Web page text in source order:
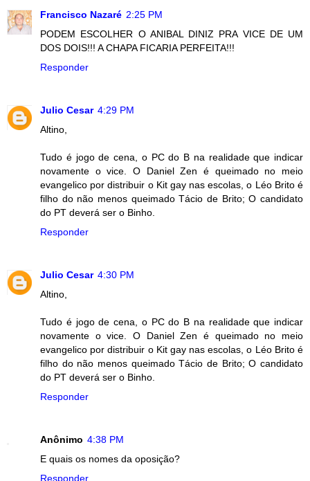
Francisco Nazaré 2:25 PM
PODEM ESCOLHER O ANIBAL DINIZ PRA VICE DE UM
DOS DOIS!!! A CHAPA FICARIA PERFEITA!!!
Responder
Julio Cesar 4:29 PM
Altino,
Tudo é jogo de cena, o PC do B na realidade que indicar
novamente o vice. O Daniel Zen é queimado no meio
evangelico por distribuir o Kit gay nas escolas, o Léo Brito é
filho do não menos queimado Tácio de Brito; O candidato
do PT deverá ser o Binho.
Responder
Julio Cesar 4:30 PM
Altino,
Tudo é jogo de cena, o PC do B na realidade que indicar
novamente o vice. O Daniel Zen é queimado no meio
evangelico por distribuir o Kit gay nas escolas, o Léo Brito é
filho do não menos queimado Tácio de Brito; O candidato
do PT deverá ser o Binho.
Responder
Anônimo 4:38 PM
E quais os nomes da oposição?
Responder